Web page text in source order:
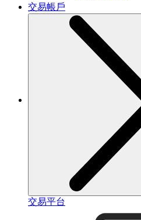
交易帳戶
交易平台